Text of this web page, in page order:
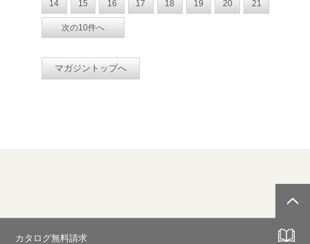
14 15 16 17 18 19 20 21
次の10件へ
マガジントップへ
カタログ無料請求